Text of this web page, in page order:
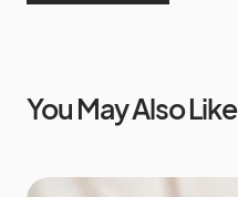
You May Also Like